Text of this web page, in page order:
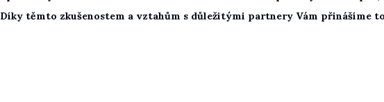
Díky těmto zkušenostem a vztahům s důležitými partnery Vám přinášíme